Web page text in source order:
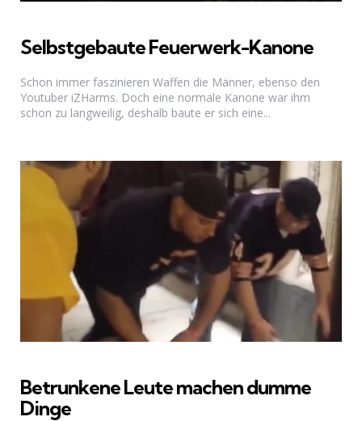
Selbstgebaute Feuerwerk-Kanone
Schon immer faszinieren Waffen die Männer, ebenso den
Youtuber iZHarms. Doch eine normale Kanone war ihm
schon zu langweilig, deshalb baute er sich eine...
Betrunkene Leute machen dumme
Dinge